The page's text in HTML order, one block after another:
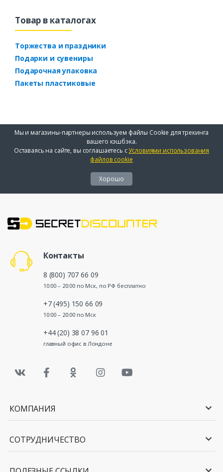
Товар в каталогах
Торжества и праздники
Подарки и сувениры
Подарочная упаковка
Пакеты пластиковые
Мы и магазины-партнеры используем файлы Cookie для трекинга
вашего кэшбэка.
Оставаясь на сайте, вы соглашаетесь сУсловиями использования
файлов cookie
Хорошо
Контакты
8 (800) 707 66 09
10:00 – 20:00 по Мск, по РФ бесплатно
+7 (495) 150 66 09
10:00 – 20:00 по Мск
+44 (20) 38 07 96 01
главный офис в Лондоне
КОМПАНИЯ
СОТРУДНИЧЕСТВО